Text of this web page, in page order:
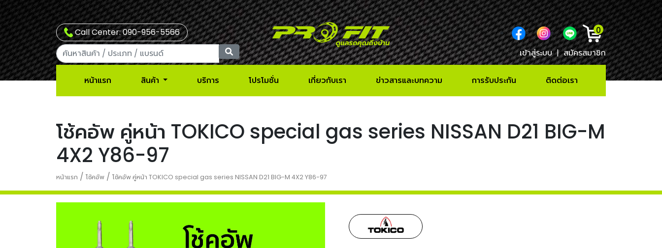
Call Center: 090-956-5566
0
เข้าสู่ระบบ | สมัครสมาชิก
หน้าแรก สินค้า บริการ โปรโมชั่น เกี่ยวกับเรา ข่าวสารและบทความ การรับประกัน ติดต่อเรา
โช้คอัพ คู่หน้า TOKICO special gas series NISSAN D21 BIG-M
4X2 Y86-97
หน้าแรก / โช้คอัพ / โช้คอัพ คู่หน้า TOKICO special gas series NISSAN D21 BIG-M 4X2 Y86-97